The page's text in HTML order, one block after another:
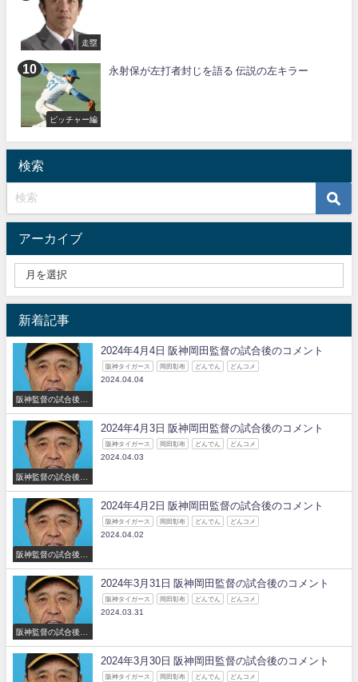
走塁
ピッチャー編
永射保が左打者封じを語る 伝説の左キラー
検索
アーカイブ
新着記事
阪神監督の試合後の
コメント
2024年4月4日 阪神岡田監督の試合後のコメント
阪神タイガース 岡田彰布 どんでん どんコメ
2024.04.04
阪神監督の試合後の
コメント
2024年4月3日 阪神岡田監督の試合後のコメント
阪神タイガース 岡田彰布 どんでん どんコメ
2024.04.03
阪神監督の試合後の
コメント
2024年4月2日 阪神岡田監督の試合後のコメント
阪神タイガース 岡田彰布 どんでん どんコメ
2024.04.02
阪神監督の試合後の
コメント
2024年3月31日 阪神岡田監督の試合後のコメント
阪神タイガース 岡田彰布 どんでん どんコメ
2024.03.31
2024年3月30日 阪神岡田監督の試合後のコメント
阪神タイガース 岡田彰布 どんでん どんコメ